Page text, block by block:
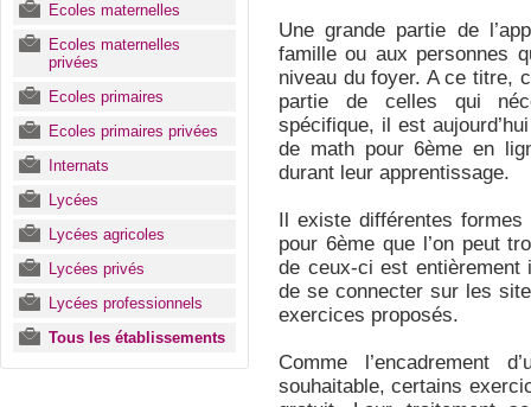
Ecoles maternelles
Ecoles maternelles
privées
Ecoles primaires
Ecoles primaires privées
Internats
Lycées
Lycées agricoles
Lycées privés
Lycées professionnels
Tous les établissements
Une grande partie de
famille ou aux personnes
niveau du foyer. A ce titre,
partie de celles qui
spécifique, il est
de math pour 6ème en
durant leur apprentissage.
Il existe différentes formes
pour 6ème que l’on peut
de ceux-ci est entièrement
de se connecter sur les
exercices proposés.
Comme l’encadrement
souhaitable, certains